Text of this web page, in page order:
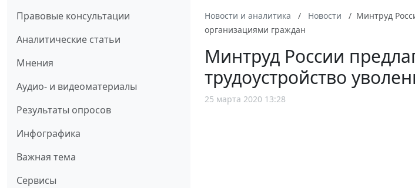
Правовые консультации
Аналитические статьи
Мнения
Аудио- и видеоматериалы
Результаты опросов
Инфографика
Важная тема
Сервисы
Новости и аналитика Новости
Минтруд
организациями граждан
Минтруд России
трудоустройство
25 марта 2020 13:28